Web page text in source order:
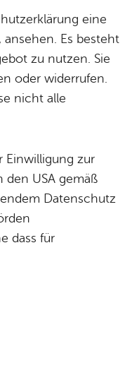
Alle wei­te­ren
Fried­richs­ha­fen
Suche
eine
Es besteht
zu nutzen. Sie
oder widerrufen.
nicht alle
Einwilligung zur
den USA gemäß
Datenschutz
dass für